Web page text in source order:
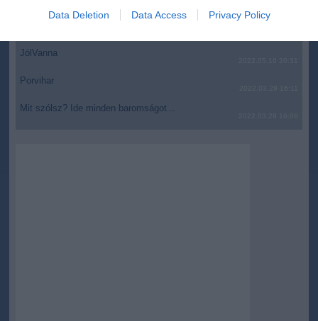
I want to allow Google to enable storage
related to security, including authentication
user protection.
Data Deletion Data Access Privacy Policy
JólVanna
Porvihar
Mit szólsz? Ide minden baromságot...